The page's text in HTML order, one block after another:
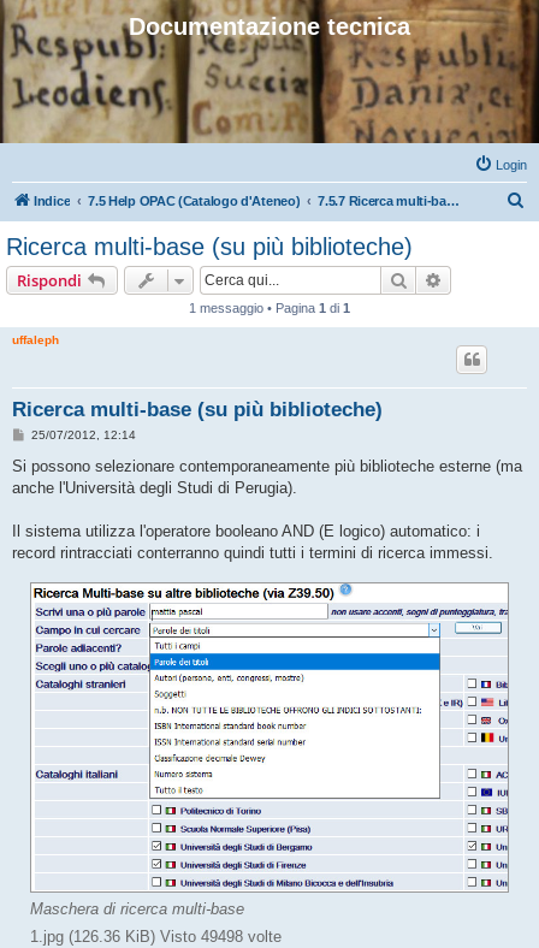
Documentazione tecnica
Login
Indice 7.5 Help OPAC (Catalogo d'Ateneo) 7.5.7 Ricerca multi-base (su più biblioteche)
Ricerca multi-base (su più biblioteche)
Rispondi Cerca
1 messaggio • Pagina 1 di 1
uffaleph
Ricerca multi-base (su più biblioteche)
M
s
s
a
i
o
25/07/2012, 12:14
Si possono selezionare contemporaneamente più biblioteche esterne (ma
anche l'Università degli Studi di Perugia).
Il sistema utilizza l'operatore booleano AND (E logico) automatico: i
record rintracciati conterranno quindi tutti i termini di ricerca immessi.
Maschera di ricerca multi-base
1.jpg (126.36 KiB) Visto 49498 volte